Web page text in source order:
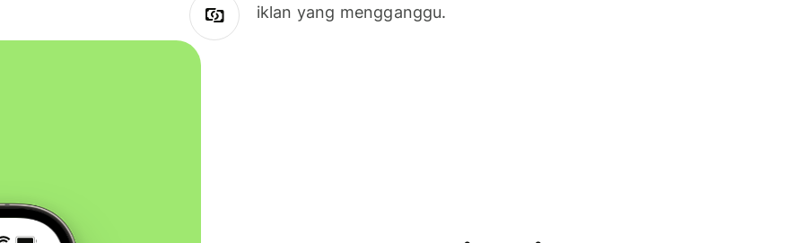
iklan yang mengganggu.